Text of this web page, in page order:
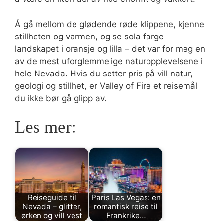
Å gå mellom de glødende røde klippene, kjenne
stillheten og varmen, og se sola farge
landskapet i oransje og lilla – det var for meg en
av de mest uforglemmelige naturopplevelsene i
hele Nevada. Hvis du setter pris på vill natur,
geologi og stillhet, er Valley of Fire et reisemål
du ikke bør gå glipp av.
Les mer:
Reiseguide til
Nevada – glitter,
ørken og vill vest
Paris Las Vegas: en
romantisk reise til
Frankrike…